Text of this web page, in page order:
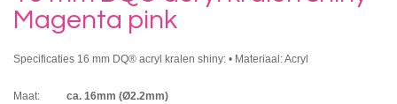
Magenta pink
Specificaties 16 mm DQ® acryl kralen shiny: • Materiaal: Acryl
Maat:
ca. 16mm (Ø2.2mm)